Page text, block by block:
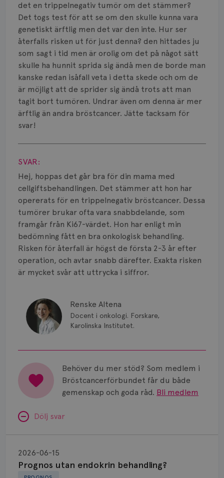
det en trippelnegativ tumör om det stämmer?
Det togs test för att se om den skulle kunna vara
genetiskt ärftlig men det var den inte. Hur ser
återfalls risken ut för just denna? den hittades ju
som sagt i tid men är orolig om det på något sätt
skulle ha hunnit sprida sig ändå men de borde man
kanske redan isåfall veta i detta skede och om de
är möjligt att de sprider sig ändå trots att man
tagit bort tumören. Undrar även om denna är mer
ärftlig än andra bröstcancer. Jätte tacksam för
svar!
Visa svar
SVAR:
Hej, hoppas det går bra för din mama med
cellgiftsbehandlingen. Det stämmer att hon har
opererats för en trippelnegativ bröstcancer. Dessa
tumörer brukar ofta vara snabbdelande, som
framgår från Ki67-värdet. Hon har enligt min
bedömning fått en bra onkologisk behandling.
Risken för återfall är högst de första 2-3 år efter
operation, och avtar snabb därefter. Exakta risken
är mycket svår att uttrycka i siffror.
Renske Altena
Docent i onkologi. Forskare,
Karolinska Institutet.
Behöver du mer stöd? Som medlem i
Bröstcancerförbundet får du både
gemenskap och goda råd. Bli medlem
Dölj svar
Prognos utan endokrin behandling?
2026-06-15
utan
endokrin
Spridd bröstcancer
Strålning
Vätska